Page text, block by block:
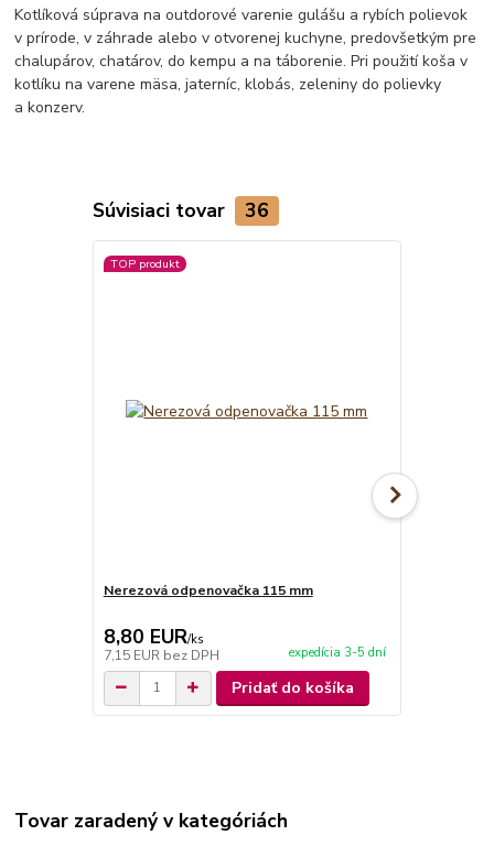
Kotlíková súprava na outdorové varenie gulášu a rybích polievok
v prírode, v záhrade alebo v otvorenej kuchyne, predovšetkým pre
chalupárov, chatárov, do kempu a na táborenie. Pri použití koša v
kotlíku na varene mäsa, jaterníc, klobás, zeleniny do polievky
a konzerv.
Súvisiaci tovar 36
TOP produkt
Nerezová odpenovačka 115 mm
8,80 EUR/ks
7,15 EUR bez DPH expedícia 3-5 dní
Pridať do košíka
Tovar zaradený v kategóriách